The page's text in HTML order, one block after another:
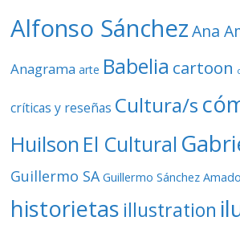
Alfonso Sánchez Ana
Anagrama arte Babelia cartoon
críticas y reseñas Cultura/s
Huilson El Cultural
Guillermo SA Guillermo Sánchez
historietas illustration